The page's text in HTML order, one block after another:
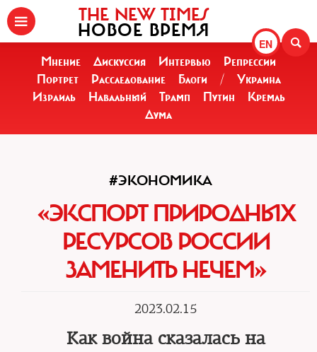
EN
THE NEW TIMES
НОВОЕ ВРЕМЯ
Мнение Дискуссия Интервью
Репрессии
Портрет
Расследование Блоги /
Украина
Израиль
Навальный Трамп Путин
Кремль
Дума
#ЭКОНОМИКА
«ЭКСПОРТ ПРИРОДНЫХ
РЕСУРСОВ РОССИИ
ЗАМЕНИТЬ НЕЧЕМ»
2023.02.15
Как война сказалась на